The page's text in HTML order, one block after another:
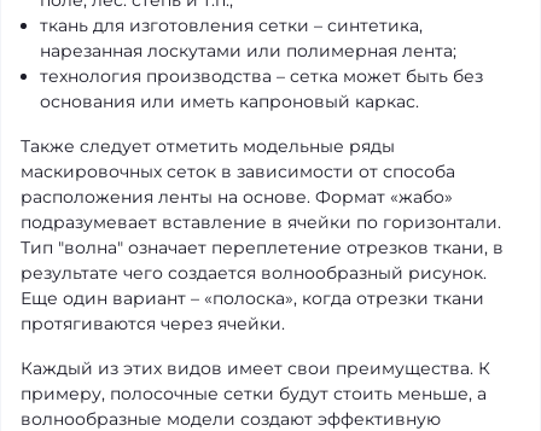
ткань для изготовления сетки – синтетика,
нарезанная лоскутами или полимерная лента;
технология производства – сетка может быть без
основания или иметь капроновый каркас.
Также следует отметить модельные ряды
маскировочных сеток в зависимости от способа
расположения ленты на основе. Формат «жабо»
подразумевает вставление в ячейки по горизонтали.
Тип "волна" означает переплетение отрезков ткани, в
результате чего создается волнообразный рисунок.
Еще один вариант – «полоска», когда отрезки ткани
протягиваются через ячейки.
Каждый из этих видов имеет свои преимущества. К
примеру, полосочные сетки будут стоить меньше, а
волнообразные модели создают эффективную